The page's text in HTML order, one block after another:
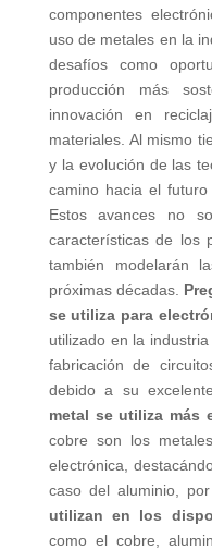
componentes
uso de metales en la
desafíos como
producción más
innovación en
materiales. Al mismo
y la evolución de las
camino hacia el
Estos avances no
características de los
también modelarán
próximas décadas.
se utiliza para
utilizado en la
fabricación de
debido a su
metal se utiliza más
cobre son los
electrónica,
caso del aluminio,
utilizan en los
como el cobre,